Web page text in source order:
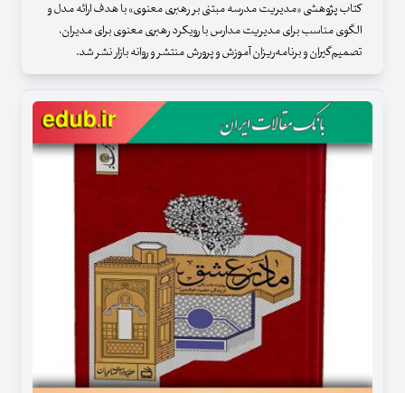
کتاب پژوهشی «مدیریت مدرسه مبتنی بر رهبری معنوی» با هدف ارائه‌ مدل و
الگوی مناسب برای مدیریت مدارس با رویکرد رهبری معنوی برای مدیران،
تصمیم‌گیران و برنامه‌ریزان آموزش و پرورش منتشر و روانه‌ بازار نشر شد.